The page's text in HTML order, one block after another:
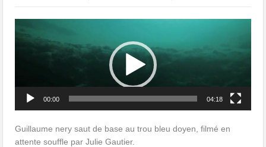
vidéo
00:00 04:18
Guillaume nery saut de base au trou bleu doyen, filmé en
attente souffle par Julie Gautier.